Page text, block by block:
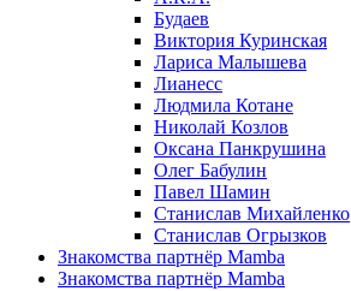
Будаев
Виктория Куринская
Лариса Малышева
Лианесс
Людмила Котане
Николай Козлов
Оксана Панкрушина
Олег Бабулин
Павел Шамин
Станислав Михайленко
Станислав Огрызков
Знакомства партнёр Mamba
Знакомства партнёр Mamba